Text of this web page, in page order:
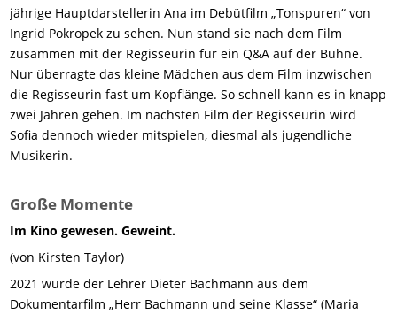
jährige Hauptdarstellerin Ana im Debütfilm „Tonspuren“ von
Ingrid Pokropek zu sehen. Nun stand sie nach dem Film
zusammen mit der Regisseurin für ein Q&A auf der Bühne.
Nur überragte das kleine Mädchen aus dem Film inzwischen
die Regisseurin fast um Kopflänge. So schnell kann es in knapp
zwei Jahren gehen. Im nächsten Film der Regisseurin wird
Sofia dennoch wieder mitspielen, diesmal als jugendliche
Musikerin.
Große Momente
Im Kino gewesen. Geweint.
(von Kirsten Taylor)
2021 wurde der Lehrer Dieter Bachmann aus dem
Dokumentarfilm „Herr Bachmann und seine Klasse“ (Maria